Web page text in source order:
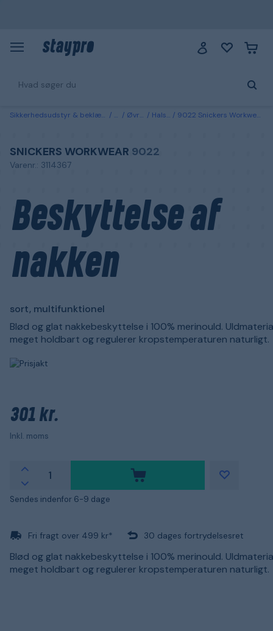
Sikkerhedsudstyr & beklædning Tøj Øvrigt tøj Halsvarmere 9022 Snickers Workwear Beskyttelse af nakken sort, multifunktionel
SNICKERS WORKWEAR 9022
Varenr.: 3114367
Beskyttelse af
nakken
sort, multifunktionel
Blød og glat nakkebeskyttelse i 100% merinould.
meget holdbart og regulerer kropstemperaturen naturligt.
301 kr.
Inkl. moms
Sendes indenfor 6-9 dage
Fri fragt over 499 kr* 30 dages fortrydelsesret
Blød og glat nakkebeskyttelse i 100% merinould.
meget holdbart og regulerer kropstemperaturen naturligt.